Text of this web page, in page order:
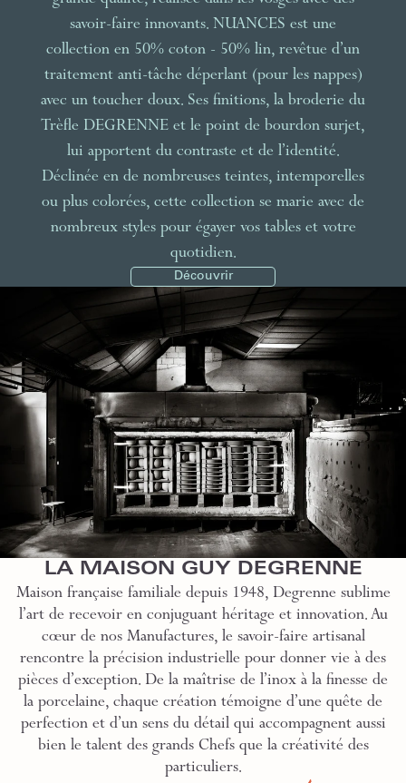
savoir-faire innovants. NUANCES est une
collection en 50% coton - 50% lin, revêtue d’un
traitement anti-tâche déperlant (pour les nappes)
avec un toucher doux. Ses finitions, la broderie du
Trèfle DEGRENNE et le point de bourdon surjet,
lui apportent du contraste et de l’identité.
Déclinée en de nombreuses teintes, intemporelles
ou plus colorées, cette collection se marie avec de
nombreux styles pour égayer vos tables et votre
quotidien.
Découvrir
LA MAISON GUY DEGRENNE
Maison française familiale depuis 1948, Degrenne sublime
l’art de recevoir en conjuguant héritage et innovation. Au
cœur de nos Manufactures, le savoir-faire artisanal
rencontre la précision industrielle pour donner vie à des
pièces d’exception. De la maîtrise de l’inox à la finesse de
la porcelaine, chaque création témoigne d’une quête de
perfection et d’un sens du détail qui accompagnent aussi
bien le talent des grands Chefs que la créativité des
particuliers.